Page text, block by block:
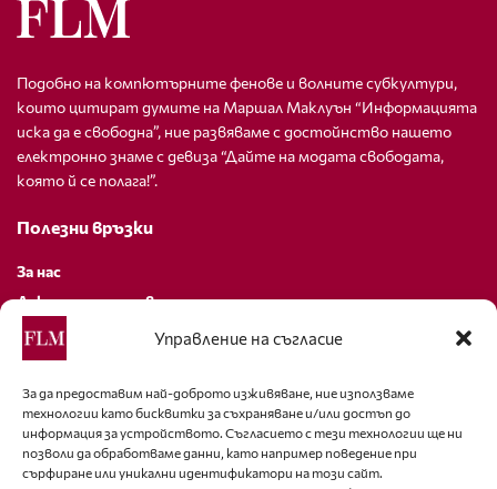
Управление на съгласие
За да предоставим най-доброто изживяване, ние използваме
технологии като бисквитки за съхраняване и/или достъп до
информация за устройството. Съгласието с тези технологии ще ни
позволи да обработваме данни, като например поведение при
сърфиране или уникални идентификатори на този сайт.
Подобно на компютърните фенове и волните субкултури,
които цитират думите на Маршал Маклуън “Информацията
иска да е свободна”, ние развяваме с достойнство нашето
електронно знаме с девиза “Дайте на модата свободата,
която й се полага!”.
Полезни връзки
За нас
Декларация за поверителност
Политика за бисквитки
За контакти
editor@fashion-lifestyle.net
+359 88 227 33 47